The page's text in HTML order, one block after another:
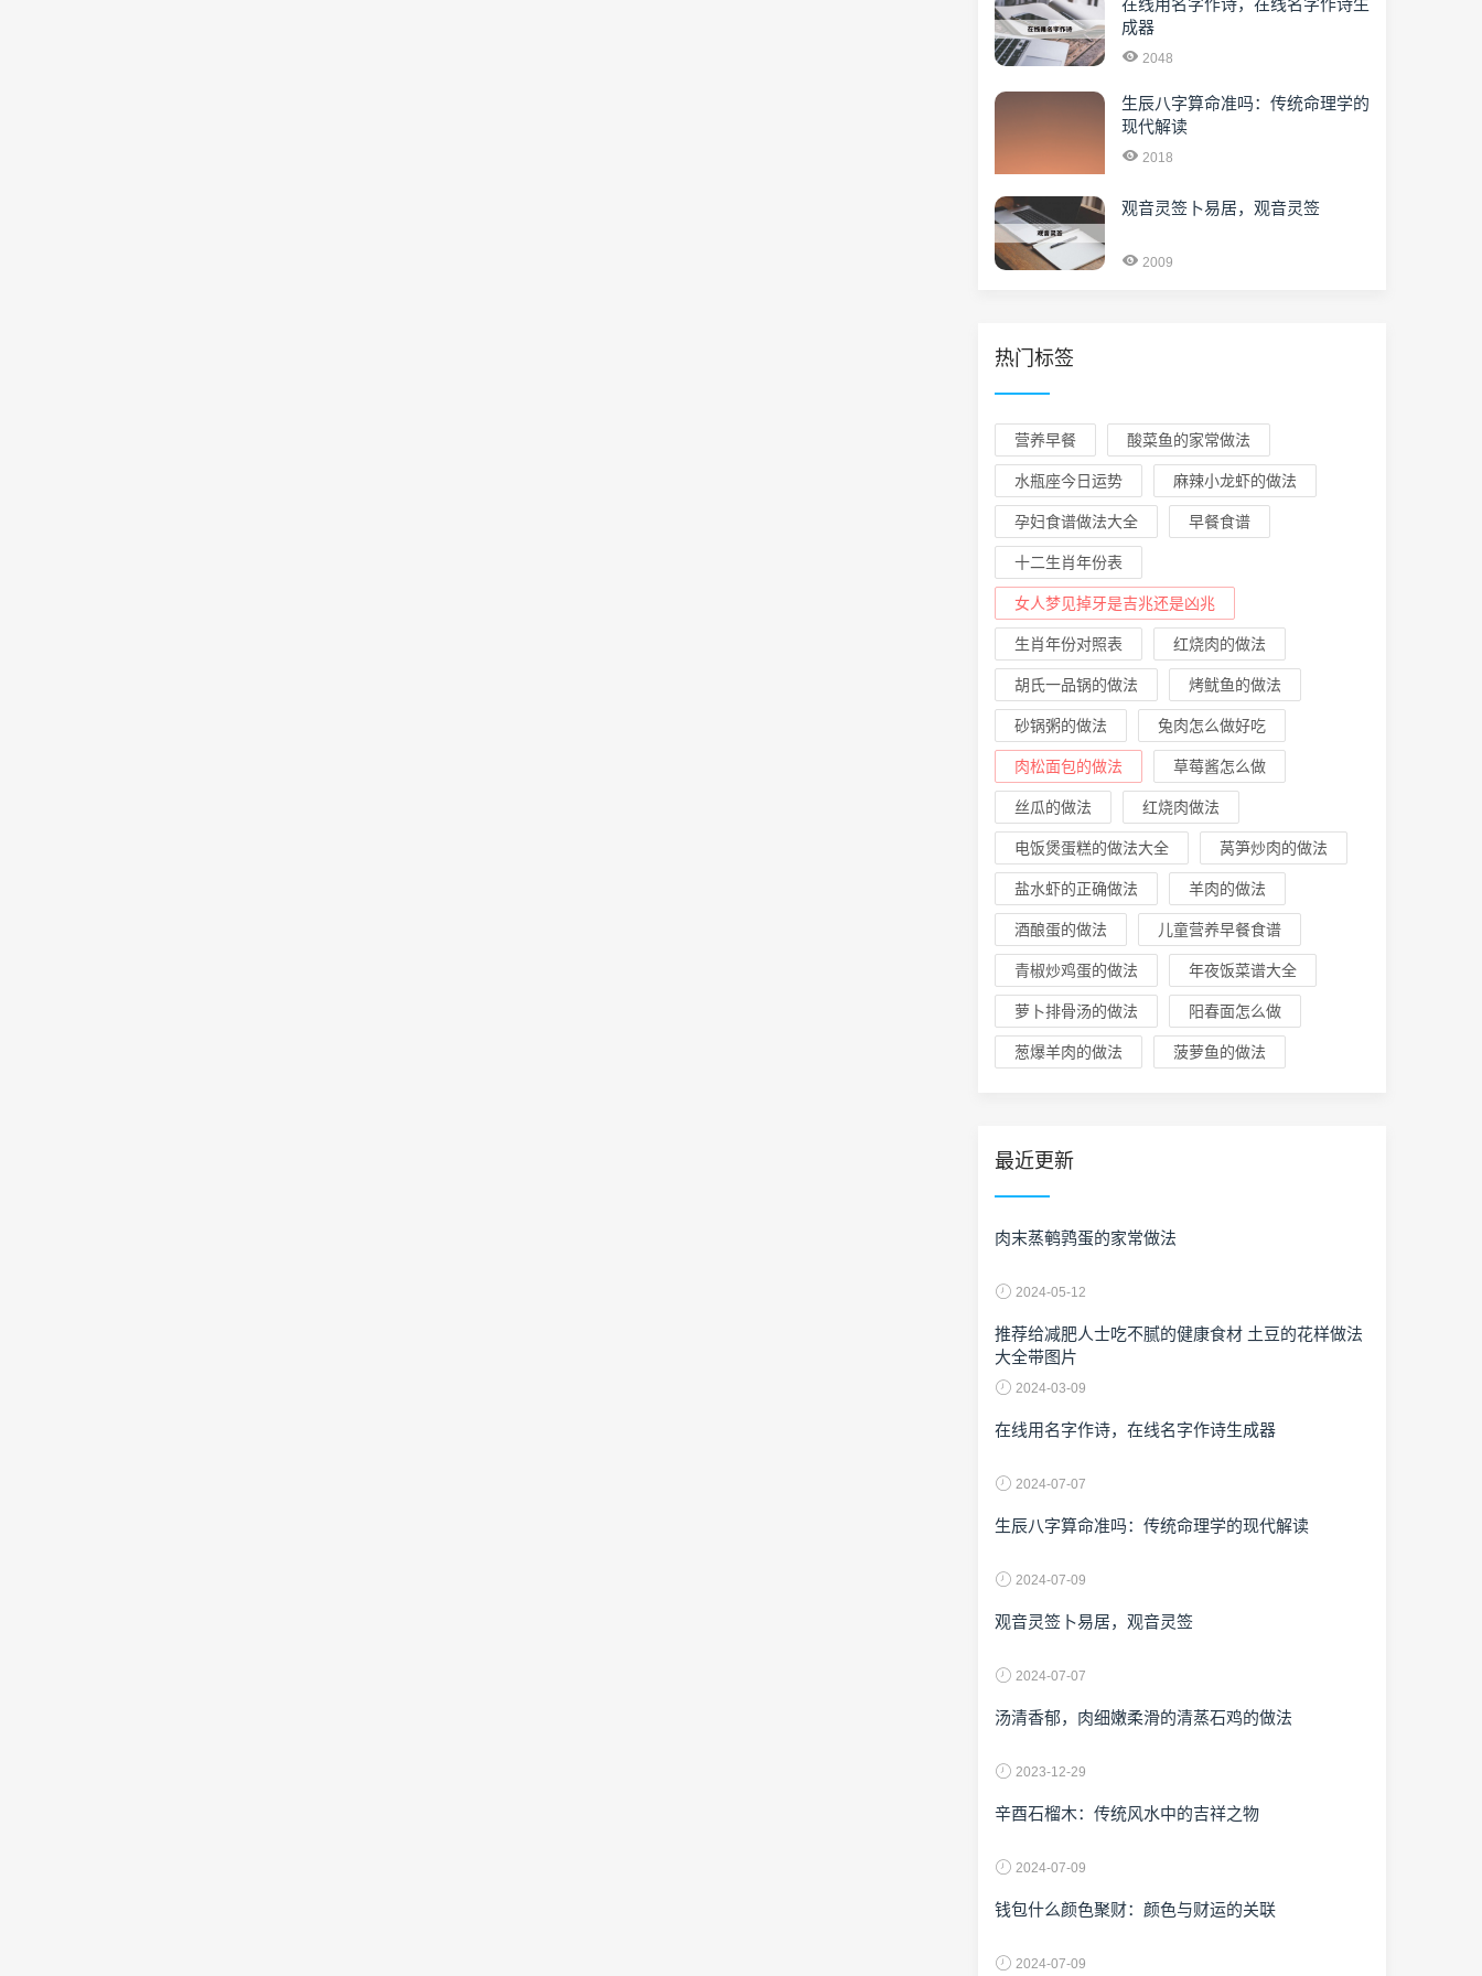
在线用名字作诗，在线名字作诗生
成器
2048
生辰八字算命准吗：传统命理学的
现代解读
2018
观音灵签卜易居，观音灵签
2009
热门标签
营养早餐 酸菜鱼的家常做法
水瓶座今日运势 麻辣小龙虾的做法
孕妇食谱做法大全 早餐食谱
十二生肖年份表
女人梦见掉牙是吉兆还是凶兆
生肖年份对照表 红烧肉的做法
胡氏一品锅的做法 烤鱿鱼的做法
砂锅粥的做法 兔肉怎么做好吃
肉松面包的做法 草莓酱怎么做
丝瓜的做法 红烧肉做法
电饭煲蛋糕的做法大全 莴笋炒肉的做法
盐水虾的正确做法 羊肉的做法
酒酿蛋的做法 儿童营养早餐食谱
青椒炒鸡蛋的做法 年夜饭菜谱大全
萝卜排骨汤的做法 阳春面怎么做
葱爆羊肉的做法 菠萝鱼的做法
最近更新
肉末蒸鹌鹑蛋的家常做法
2024-05-12
推荐给减肥人士吃不腻的健康食材 土豆的花样做法
大全带图片
2024-03-09
在线用名字作诗，在线名字作诗生成器
2024-07-07
生辰八字算命准吗：传统命理学的现代解读
2024-07-09
观音灵签卜易居，观音灵签
2024-07-07
汤清香郁，肉细嫩柔滑的清蒸石鸡的做法
2023-12-29
辛酉石榴木：传统风水中的吉祥之物
2024-07-09
钱包什么颜色聚财：颜色与财运的关联
2024-07-09